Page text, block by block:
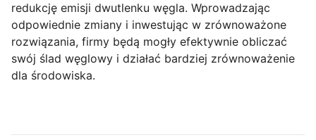
redukcję emisji dwutlenku węgla. Wprowadzając
odpowiednie zmiany i inwestując w zrównoważone
rozwiązania, firmy będą mogły efektywnie obliczać
swój ślad węglowy i działać bardziej zrównoważenie
dla środowiska.